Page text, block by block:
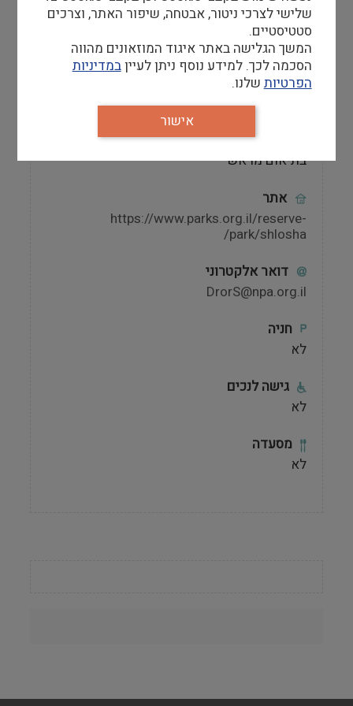
נוספות.
מידע למבקר
המוזאון סגור בשבתות, כמו בשישי וערבי חג רק
בתיאום מראש
אתר
https://www.parks.org.il/reserve-
park/shlosha/
דואר אלקטרוני
DrorS@npa.org.il
חניה
לא
גישה לנכים
לא
מסעדה
לא
שלישי לצרכי ניטור, אבטחה, שיפור האתר, וצרכים
סטטיסטיים.
המשך הגלישה באתר איגוד המוזאונים מהווה
הסכמה לכך. למידע נוסף ניתן לעייןבמדיניות
הפרטיות שלנו.
אישור